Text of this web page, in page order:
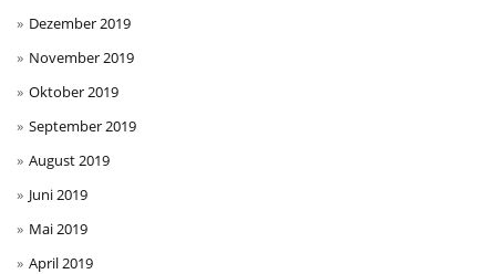
Dezember 2019
November 2019
Oktober 2019
September 2019
August 2019
Juni 2019
Mai 2019
April 2019